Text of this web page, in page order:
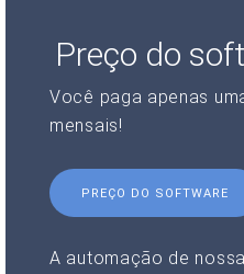
Preço do
Você paga apenas
mensais!
PREÇO DO SOFTWARE
A automação de